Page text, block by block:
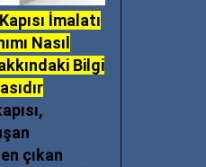
İmalatı
Nasıl
Bilgi
,
çıkan